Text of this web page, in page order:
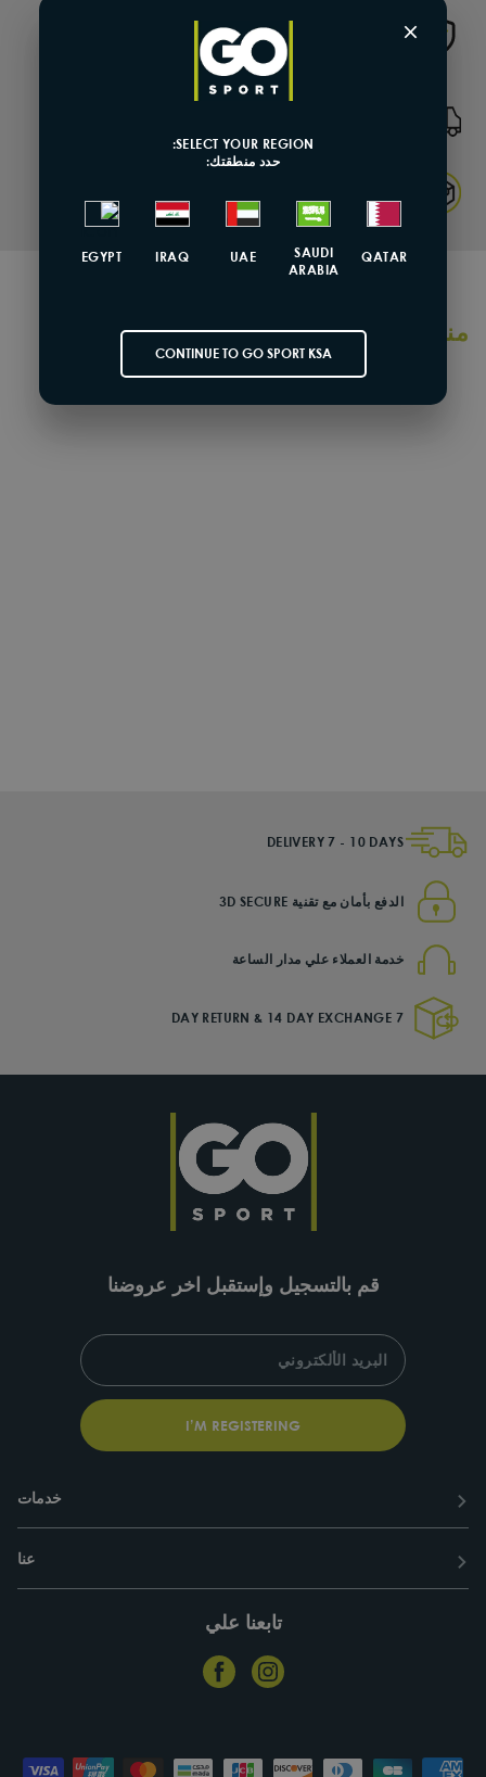
منتجات مشابهة
DELIVERY 7 - 10 DAYS
الدفع بأمان مع تقنية 3D SECURE
خدمة العملاء علي مدار الساعة
7 DAY RETURN & 14 DAY EXCHANGE
قم بالتسجيل وإستقبل اخر عروضنا
SUBSCRIBE
I’M REGISTERING
خدمات
عنا
تابعنا علي
Instagram
Facebook
×
SELECT YOUR REGION:
حدد منطقتك:
QATAR
SAUDI
ARABIA
UAE
IRAQ
EGYPT
CONTINUE TO GO SPORT KSA